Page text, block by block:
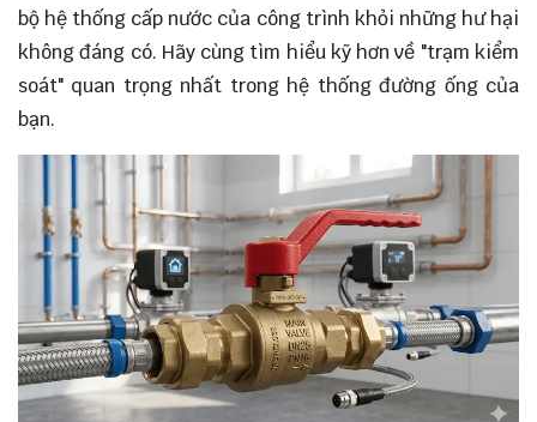
bộ hệ thống cấp nước của công trình khỏi những hư hại
không đáng có. Hãy cùng tìm hiểu kỹ hơn về "trạm kiểm
soát" quan trọng nhất trong hệ thống đường ống của
bạn.